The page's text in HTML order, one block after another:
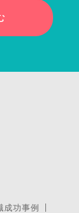
成功事例